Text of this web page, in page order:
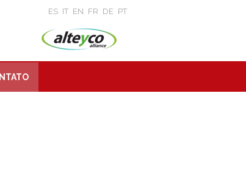
ES IT EN FR DE PT